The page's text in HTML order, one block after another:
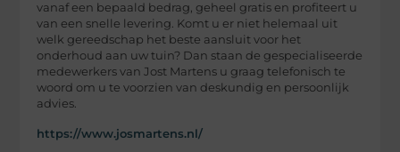
vanaf een bepaald bedrag, geheel gratis en profiteert u
van een snelle levering. Komt u er niet helemaal uit
welk gereedschap het beste aansluit voor het
onderhoud aan uw tuin? Dan staan de gespecialiseerde
medewerkers van Jost Martens u graag telefonisch te
woord om u te voorzien van deskundig en persoonlijk
advies.
https://www.josmartens.nl/